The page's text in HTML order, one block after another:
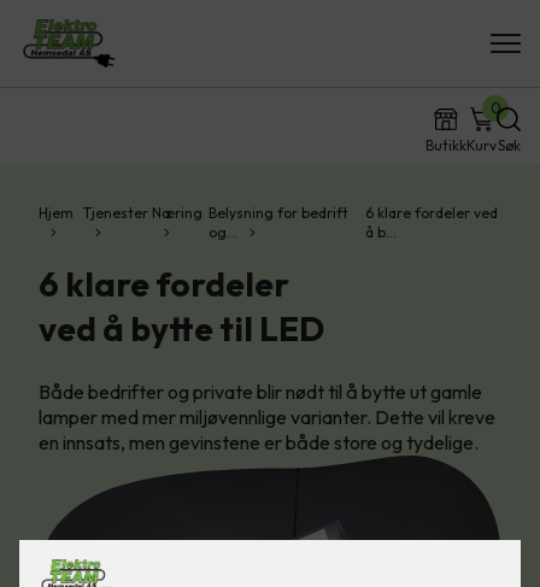
ButikkKurv
0
Søk
Hjem Tjenester Næring Belysning for bedrift
og…
6 klare fordeler ved
å b…
6 klare fordeler
ved å bytte til LED
Både bedrifter og private blir nødt til å bytte ut gamle
lamper med mer miljøvennlige varianter. Dette vil kreve
en innsats, men gevinstene er både store og tydelige.